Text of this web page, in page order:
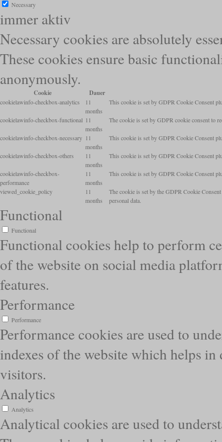
Necessary
immer aktiv
Necessary cookies are absolutely
These cookies ensure basic
anonymously.
Cookie Dauer
cookielawinfo-checkbox-analytics
11
months
This cookie is set by GDPR Cookie Consent
cookielawinfo-checkbox-functional 11
months
The cookie is set by GDPR cookie consent to
cookielawinfo-checkbox-necessary 11
months
This cookie is set by GDPR Cookie Consent
cookielawinfo-checkbox-others
11
months
This cookie is set by GDPR Cookie Consent
cookielawinfo-checkbox-
performance
11
months
This cookie is set by GDPR Cookie Consent
viewed_cookie_policy
11
months
The cookie is set by the GDPR Cookie
personal data.
Functional
Functional
Functional cookies help to perform
of the website on social media
features.
Performance
Performance
Performance cookies are used to
indexes of the website which helps
visitors.
Analytics
Analytics
Analytical cookies are used to